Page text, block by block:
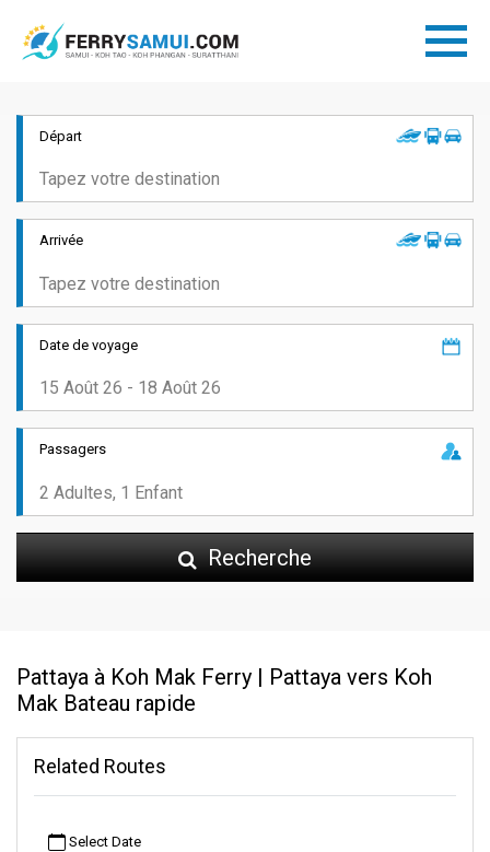
Départ
Arrivée
Date de voyage
Passagers
Recherche
Pattaya à Koh Mak Ferry | Pattaya vers Koh
Mak Bateau rapide
Related Routes
Select Date